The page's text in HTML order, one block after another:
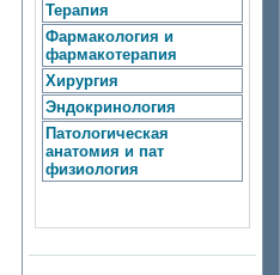
Терапия
Фармакология и
фармакотерапия
Хирургия
Эндокринология
Патологическая
анатомия и пат
физиология